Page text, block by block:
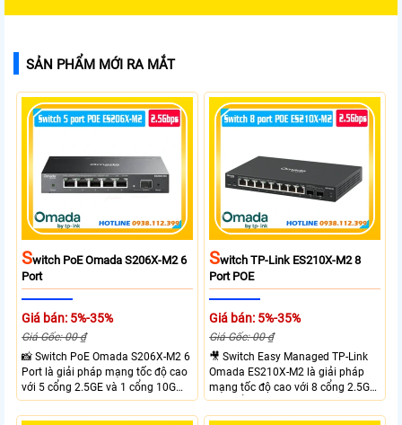
SẢN PHẨM MỚI RA MẮT
SWitch PoE Omada S206X-M2 6
Port
Giá bán: 5%-35%
Giá Gốc: 00 ₫
📸 Switch PoE Omada S206X-M2 6
Port là giải pháp mạng tốc độ cao
với 5 cổng 2.5GE và 1 cổng 10G
SFP+, đáp ứng nhu cầu truyền tải
dữ liệu lớn sở hữu băng thông
SWitch TP-Link ES210X-M2 8
Port POE
Giá bán: 5%-35%
Giá Gốc: 00 ₫
🎥 Switch Easy Managed TP-Link
Omada ES210X-M2 là giải pháp
mạng tốc độ cao với 8 cổng 2.5GE
và 2 cổng 10G SFP+ đáp ứng nhu
cầu truyền tải dữ liệu lớn sở hữu